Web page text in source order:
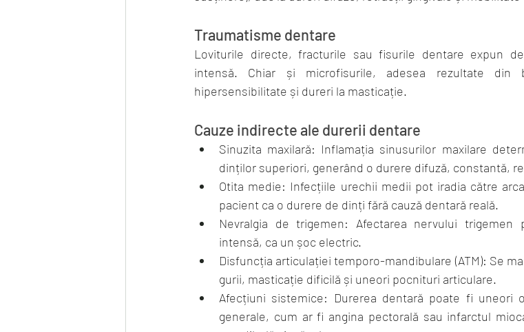
Traumatisme dentare
Loviturile directe, fracturile sau fisurile dentare expun
intensă. Chiar și microfisurile, adesea rezultate din
hipersensibilitate și dureri la masticație.
Cauze indirecte ale durerii dentare
Sinuzita maxilară: Inflamația sinusurilor maxilare
dinților superiori, generând o durere difuză, constantă,
Otita medie: Infecțiile urechii medii pot iradia către
pacient ca o durere de dinți fără cauză dentară reală.
Nevralgia de trigemen: Afectarea nervului
intensă, ca un șoc electric.
Disfuncția articulației temporo-mandibulare (ATM): Se
gurii, masticație dificilă și uneori pocnituri articulare.
Afecțiuni sistemice: Durerea dentară poate fi uneori
generale, cum ar fi angina pectorală sau infarctul